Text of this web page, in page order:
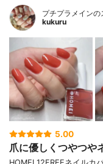
プチプラメイン
kukuru
5.00
爪に優しくつやつや